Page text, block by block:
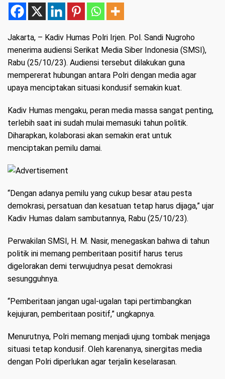
Jakarta, – Kadiv Humas Polri Irjen. Pol. Sandi Nugroho
menerima audiensi Serikat Media Siber Indonesia (SMSI),
Rabu (25/10/23). Audiensi tersebut dilakukan guna
mempererat hubungan antara Polri dengan media agar
upaya menciptakan situasi kondusif semakin kuat.
Kadiv Humas mengaku, peran media massa sangat penting,
terlebih saat ini sudah mulai memasuki tahun politik.
Diharapkan, kolaborasi akan semakin erat untuk
menciptakan pemilu damai.
“Dengan adanya pemilu yang cukup besar atau pesta
demokrasi, persatuan dan kesatuan tetap harus dijaga,” ujar
Kadiv Humas dalam sambutannya, Rabu (25/10/23).
Perwakilan SMSI, H. M. Nasir, menegaskan bahwa di tahun
politik ini memang pemberitaan positif harus terus
digelorakan demi terwujudnya pesat demokrasi
sesungguhnya.
“Pemberitaan jangan ugal-ugalan tapi pertimbangkan
kejujuran, pemberitaan positif,” ungkapnya.
Menurutnya, Polri memang menjadi ujung tombak menjaga
situasi tetap kondusif. Oleh karenanya, sinergitas media
dengan Polri diperlukan agar terjalin keselarasan.